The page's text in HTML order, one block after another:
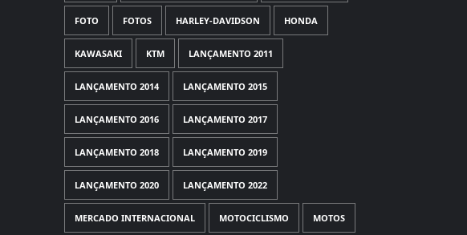
FOTO FOTOS HARLEY-DAVIDSON HONDA
KAWASAKI KTM LANÇAMENTO 2011
LANÇAMENTO 2014 LANÇAMENTO 2015
LANÇAMENTO 2016 LANÇAMENTO 2017
LANÇAMENTO 2018 LANÇAMENTO 2019
LANÇAMENTO 2020 LANÇAMENTO 2022
MERCADO INTERNACIONAL MOTOCICLISMO MOTOS